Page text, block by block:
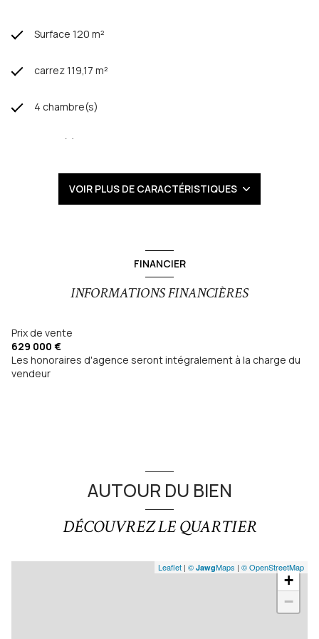
Surface 120 m²
carrez 119,17 m²
4 chambre(s)
1 salle(s) de bain
Chauffage : ()
(pompe à chaleur)
1 garage(s)
vue Vue sur les massifs
terrasse
VOIR PLUS DE CARACTÉRISTIQUES
FINANCIER
INFORMATIONS FINANCIÈRES
Prix de vente
629 000 €
Les honoraires d'agence seront intégralement à la charge du
vendeur
AUTOUR DU BIEN
DÉCOUVREZ LE QUARTIER
+
−
Leaflet | © JawgMaps | © OpenStreetMap